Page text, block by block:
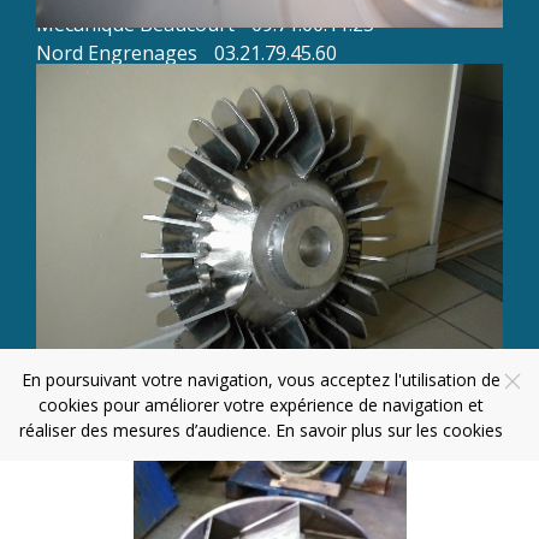
Mécanique Beaucourt
09.71.00.11.25
Nord Engrenages
03.21.79.45.60
03.28.61.87.78
07.56.21.31.58
03.66.32.05.30
Plan du site
Mentions légales
Agence Web Coteo © 2022 - 2026
En poursuivant votre navigation, vous acceptez l'utilisation de
cookies pour améliorer votre expérience de navigation et
réaliser des mesures d’audience. En savoir plus sur les cookies